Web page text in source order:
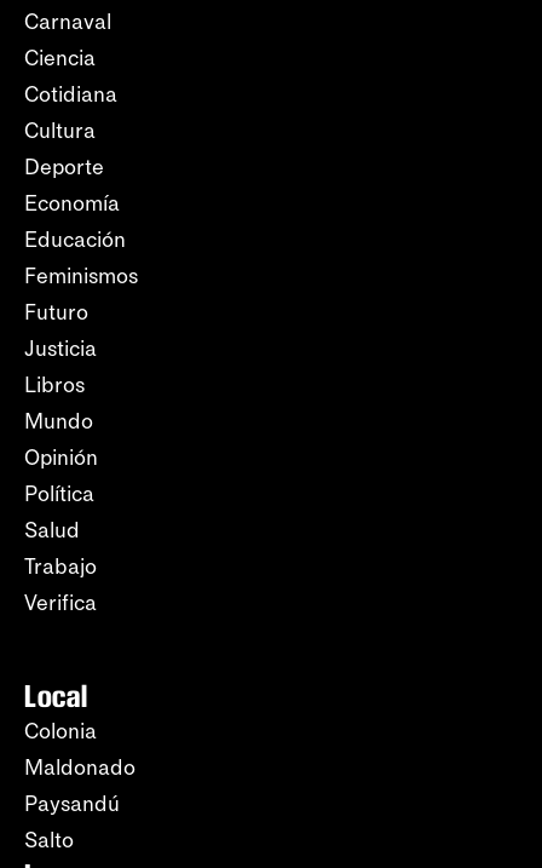
Carnaval
Ciencia
Cotidiana
Cultura
Deporte
Economía
Educación
Feminismos
Futuro
Justicia
Libros
Mundo
Opinión
Política
Salud
Trabajo
Verifica
Local
Colonia
Maldonado
Paysandú
Salto